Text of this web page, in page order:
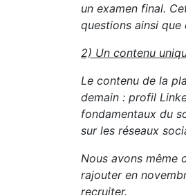
un examen final.
questions ainsi que
2) Un contenu
Le contenu de la
demain : profil
fondamentaux du
sur les réseaux
Nous avons même
rajouter en
recruiter.